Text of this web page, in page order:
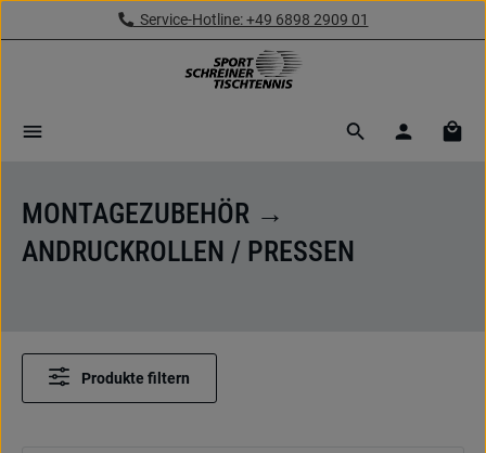
Zum Hauptinhalt springenService-Hotline: +49 6898 2909 01
MONTAGEZUBEHÖR →
ANDRUCKROLLEN / PRESSEN
Produkte filtern